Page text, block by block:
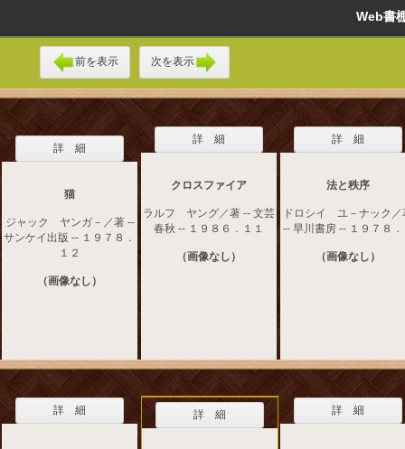
Web
前を表示 次を表示
詳 細
猫
ジャック ヤンガ－／著 --
サンケイ出版 -- １９７８．
１２
（画像なし）
詳 細
クロスファイア
ラルフ ヤング／著 -- 文芸
春秋 -- １９８６．１１
（画像なし）
詳 細
法と秩序
ドロシイ ユ－ナック／
-- 早川書房 -- １９７８．
（画像なし）
詳 細 詳 細 詳 細